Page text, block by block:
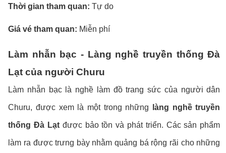
Thời gian tham quan:Tự do
Giá vé tham quan: Miễn phí
Làm nhẫn bạc - Làng nghề truyền thống Đà
Lạt của người Churu
Làm nhẫn bạc là nghề làm đồ trang sức của người dân
Churu, được xem là một trong những làng nghề truyền
thống Đà Lạtđược bảo tồn và phát triển. Các sản phẩm
làm ra được trưng bày nhằm quảng bá rộng rãi cho những